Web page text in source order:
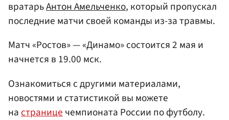
вратарьАнтон Амельченко, который пропускал
последние матчи своей команды из-за травмы.
Матч «Ростов» — «Динамо» состоится 2 мая и
начнется в 19.00 мск.
Ознакомиться с другими материалами,
новостями и статистикой вы можете
на странице чемпионата России по футболу.